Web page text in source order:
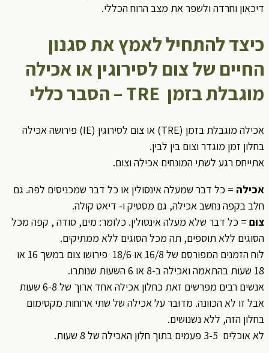
דיכאון וחרדה ולשפר את מצב הרוח הכללי.
כיצד להתחיל לאמץ את סגנון
החיים של צום לסירוגין או אכילה
מוגבלת בזמן TRE – הסבר כללי
אכילה מוגבלת בזמן (TRE) או צום לסירוגין (IE) פירושה אכילה
בחלון זמן מוגדר וצום בין לבין.
אתייחס רגע לשתי המונחים אכילה וצום.
אכילה= כל דבר שמעלה אינסולין או כל דבר שמכניסים לפה. גם
חלב בקפה נחשב אכילה, גם מסטיק ו- דיאט קולה.
צום= כל דבר שלא מעלה אינסולין. כלומר: מים, סודה , קפה מכל
הסוגים ללא תוספים, תה מכל הסוגים ללא ממתיקים.
לוח הזמנים המפורסם של 16/8 או 18/6 פירושו צום במשך 16 או
18 שעות בהתאמה ואכילה ב-8 או 6 השעות שנותרו.
אנשים רבים מפרשים זאת כחלון אכילה אחד ארוך של 6-8 שעות
אבל זו לא הכוונה. מדובר על אכילה של שתי ארוחות מקסימום
בחלון הזה, ללא נשנושים.
לא אוכלים 3-5 פעמים בתוך חלון האכילה של 8 שעות.